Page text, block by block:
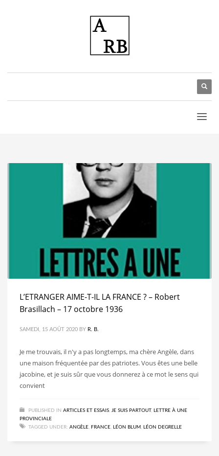
L’ETRANGER AIME-T-IL LA FRANCE ? – Robert
Brasillach – 17 octobre 1936
SAMEDI, 15 AOÛT 2020 BY R. B.
Je me trouvais, il n'y a pas longtemps, ma chère Angèle, dans
une maison fréquentée par des patriotes. Vous êtes une belle
jacobine, et je suis sûr que vous donnerez à ce mot le sens qui
convient
PUBLISHED IN ARTICLES ET ESSAIS JE SUIS PARTOUT,
LETTRE À UNE
PROVINCIALE
TAGGED UNDER: ANGÈLE FRANCE LÉON BLUM LÉON DEGRELLE